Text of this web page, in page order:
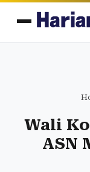
Wali
ASN